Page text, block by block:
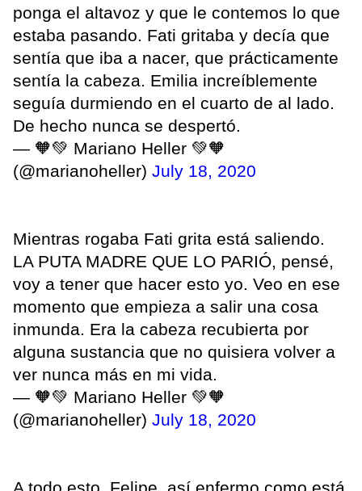
ponga el altavoz y que le contemos lo que
estaba pasando. Fati gritaba y decía que
sentía que iba a nacer, que prácticamente
sentía la cabeza. Emilia increíblemente
seguía durmiendo en el cuarto de al lado.
De hecho nunca se despertó.
— 🧡💚 Mariano Heller 💚🧡
(@marianoheller) July 18, 2020
Mientras rogaba Fati grita está saliendo.
LA PUTA MADRE QUE LO PARIÓ, pensé,
voy a tener que hacer esto yo. Veo en ese
momento que empieza a salir una cosa
inmunda. Era la cabeza recubierta por
alguna sustancia que no quisiera volver a
ver nunca más en mi vida.
— 🧡💚 Mariano Heller 💚🧡
(@marianoheller) July 18, 2020
A todo esto, Felipe, así enfermo como está